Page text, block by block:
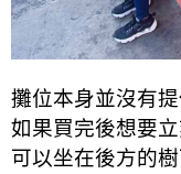
攤位本身並沒有
如果買完後想要
可以坐在後方的